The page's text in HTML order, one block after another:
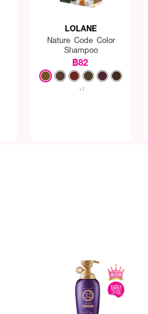
• ชโลมแชมพูลงบนผมที่เปียก
• ล้างออกด้วยน้ำสะอาด ใช้ได้
• สามารถใช้ร่วมกับครีมบำรุ
LOLANE
Nature Code Color
Shampoo
฿82
+1